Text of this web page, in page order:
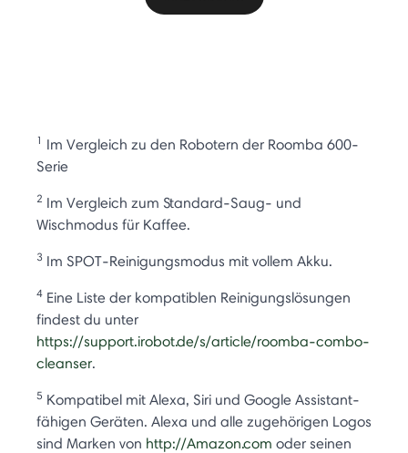
1 Im Vergleich zu den Robotern der Roomba 600-
Serie
2 Im Vergleich zum Standard-Saug- und
Wischmodus für Kaffee.
3 Im SPOT-Reinigungsmodus mit vollem Akku.
4 Eine Liste der kompatiblen Reinigungslösungen
findest du unter
https://support.irobot.de/s/article/roomba-combo-
cleanser.
5 Kompatibel mit Alexa, Siri und Google Assistant-
fähigen Geräten. Alexa und alle zugehörigen Logos
sind Marken von http://Amazon.com oder seinen